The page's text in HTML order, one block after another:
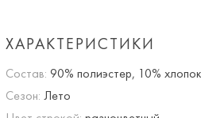
ХАРАКТЕРИСТИКИ
Состав: 90% полиэстер, 10% хлопок
Сезон: Лето